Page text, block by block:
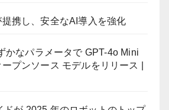
携し、安全なAI導入を強化
かなパラメータで GPT-4o Mini
プンソース モデルをリリース |